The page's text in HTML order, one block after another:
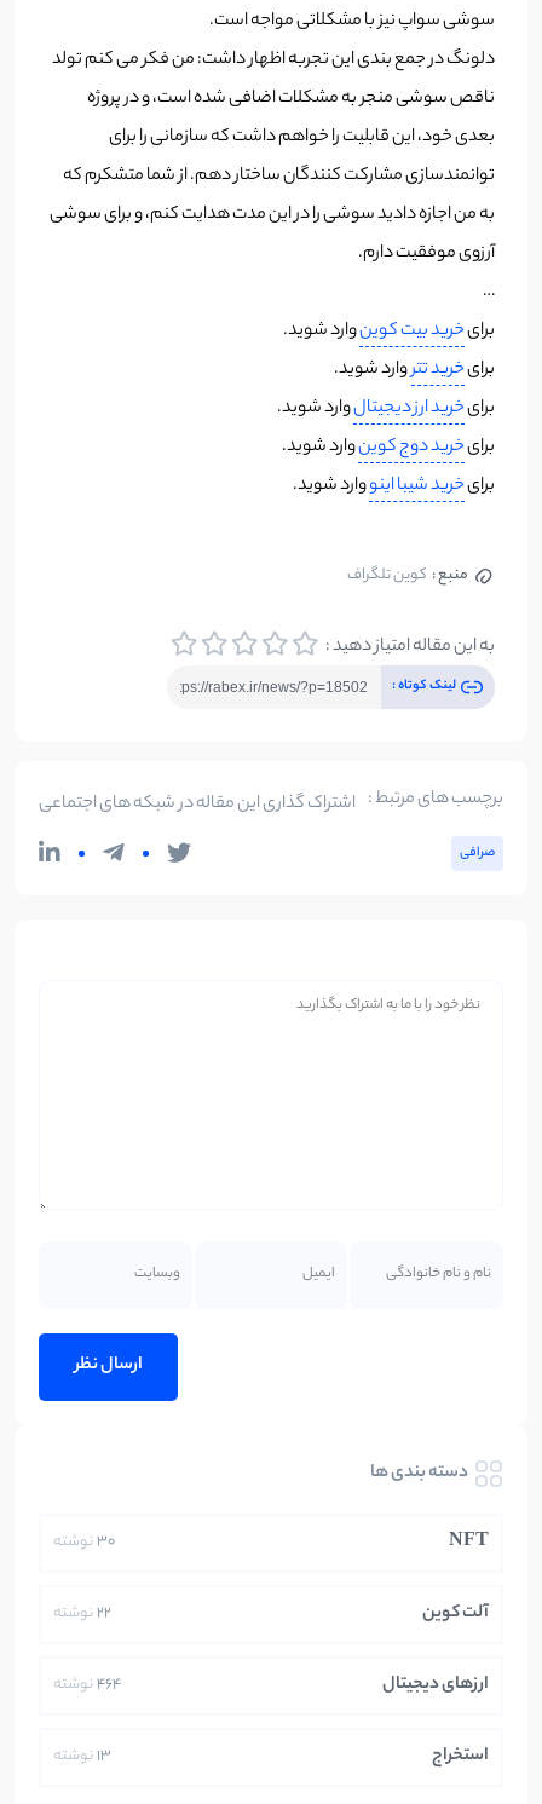
سوشی سواپ نیز با مشکلاتی مواجه است.
دلونگ در جمع بندی این تجربه اظهار داشت: من فکر می کنم تولد
ناقص سوشی منجر به مشکلات اضافی شده است، و در پروژه
بعدی خود، این قابلیت را خواهم داشت که سازمانی را برای
توانمندسازی مشارکت کنندگان ساختار دهم. از شما متشکرم که
به من اجازه دادید سوشی را در این مدت هدایت کنم، و برای سوشی
آرزوی موفقیت دارم.
…
برایخرید بیت کوینوارد شوید.
برایخرید تتروارد شوید.
برایخرید ارز دیجیتالوارد شوید.
برایخرید دوج کوینوارد شوید.
برایخرید شیبا اینووارد شوید.
منبع : کوین تلگراف
به این مقاله امتیاز دهید :
لینک کوتاه :
برچسب های مرتبط :
صرافی
اشتراک گذاری این مقاله در شبکه های اجتماعی
دسته بندی ها
NFT
30نوشته
آلت کوین 22نوشته
ارزهای دیجیتال 464نوشته
استخراج 13نوشته